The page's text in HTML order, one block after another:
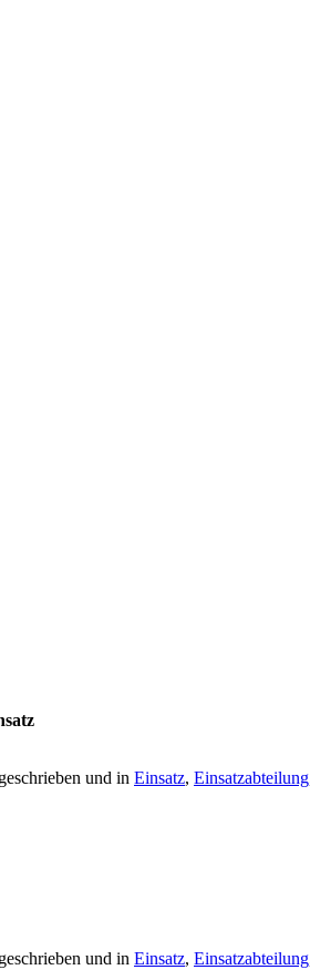
v.d.H.
und in Einsatz, Einsatzabteilung
und in Einsatz, Einsatzabteilung